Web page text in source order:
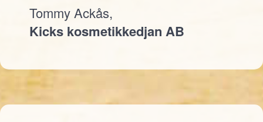
Tommy Ackås,
Kicks kosmetikkedjan AB